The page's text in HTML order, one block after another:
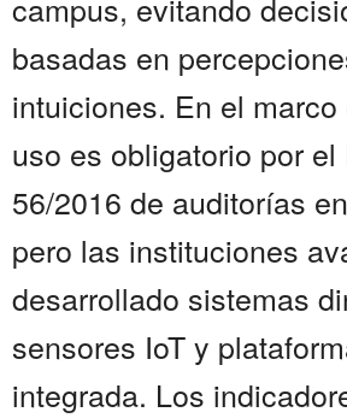
basadas en
intuiciones. En el
uso es obligatorio por
56/2016 de auditorías
pero las instituciones
desarrollado sistemas
sensores IoT y
integrada. Los